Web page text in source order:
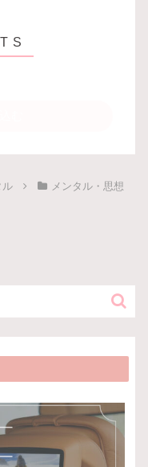
ル
メンタル・思想